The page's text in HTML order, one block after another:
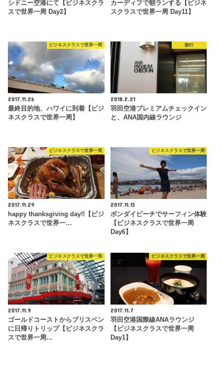
シドニー空港にて【ビジネスクラ
スで世界一周 Day2】
カーディフで朝ランする【ビジネ
スクラスで世界一周 Day11】
ビジネスクラスで世界一周
2017.11.26
最終目的地、ハワイに到着【ビジ
ネスクラスで世界一周】
旅行
2018.2.21
羽田空港プレミアムチェックイン
と、ANA国内線ラウンジ
ビジネスクラスで世界一周
2017.11.29
happy thanksgiving day!!【ビジ
ネスクラスで世界一…
ビジネスクラスで世界一周
2017.11.13
ボンダイビーチでサーフィン体験
【ビジネスクラスで世界一周
Day6】
ビジネスクラスで世界一周
2017.11.9
ゴールドコーストからブリスベン
に日帰りトリップ【ビジネスクラ
スで世界一周…
ビジネスクラスで世界一周
2017.11.7
羽田空港国際線ANAラウンジ
【ビジネスクラスで世界一周
Day1】